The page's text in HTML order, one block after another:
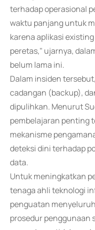
terhadap operasional
waktu panjang untuk
karena aplikasi
peretas," ujarnya,
belum lama ini.
Dalam insiden
cadangan (backup),
dipulihkan. Menurut
pembelajaran penting
mekanisme
deteksi dini terhadap
data.
Untuk meningkatkan
tenaga ahli teknologi
penguatan
prosedur penggunaan